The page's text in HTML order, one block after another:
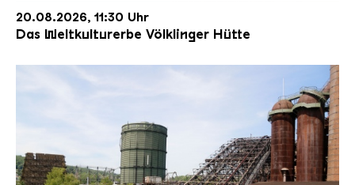
20.08.2026, 11:30 Uhr
Das Weltkulturerbe Völklinger Hütte